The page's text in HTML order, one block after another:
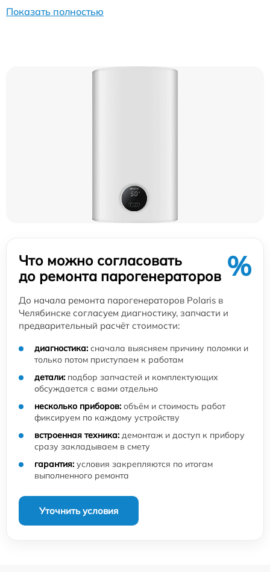
Показать полностью
Что можно согласовать
до ремонта парогенераторов %
До начала ремонта парогенераторов Polaris в
Челябинске согласуем диагностику, запчасти и
предварительный расчёт стоимости:
диагностика: сначала выясняем причину поломки и
только потом приступаем к работам
детали: подбор запчастей и комплектующих
обсуждается с вами отдельно
несколько приборов: объём и стоимость работ
фиксируем по каждому устройству
встроенная техника: демонтаж и доступ к прибору
сразу закладываем в смету
гарантия: условия закрепляются по итогам
выполненного ремонта
Уточнить условия